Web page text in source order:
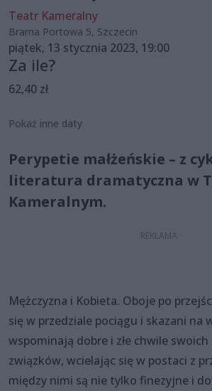
Teatr Kameralny
Brama Portowa 5, Szczecin
piątek, 13 stycznia 2023, 19:00
Za ile?
62,40 zł
Pokaż inne daty
Perypetie małżeńskie – z
literatura dramatyczna w
Kameralnym.
Mężczyzna i Kobieta. Oboje po
się w przedziale pociągu i skazani na
wspominają dobre i złe chwile
związków, wcielając się w postaci z
między nimi są nie tylko finezyjne i